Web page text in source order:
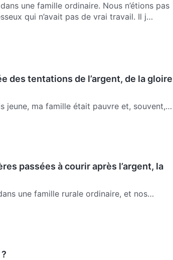
une famille ordinaire. Nous n’étions pas
qui n’avait pas de vrai travail. Il j…
des tentations de l’argent, de la gloire
jeune, ma famille était pauvre et, souvent,
passées à courir après l’argent, la
une famille rurale ordinaire, et nos